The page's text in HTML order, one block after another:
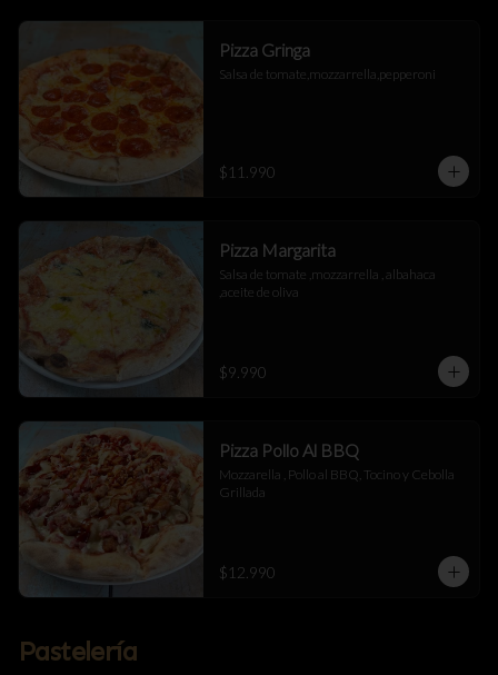
Pizza Gringa
Salsa de tomate,mozzarrella,pepperoni
$11.990
Pizza Margarita
Salsa de tomate ,mozzarrella , albahaca
,aceite de oliva
$9.990
Pizza Pollo Al BBQ
Mozzarella , Pollo al BBQ, Tocino y Cebolla
Grillada
$12.990
Pastelería